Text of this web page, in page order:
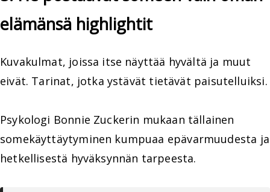
elämänsä highlightit
Kuvakulmat, joissa itse näyttää hyvältä ja muut
eivät. Tarinat, jotka ystävät tietävät paisutelluiksi.
Psykologi Bonnie Zuckerin mukaan tällainen
somekäyttäytyminen kumpuaa epävarmuudesta ja
hetkellisestä hyväksynnän tarpeesta.